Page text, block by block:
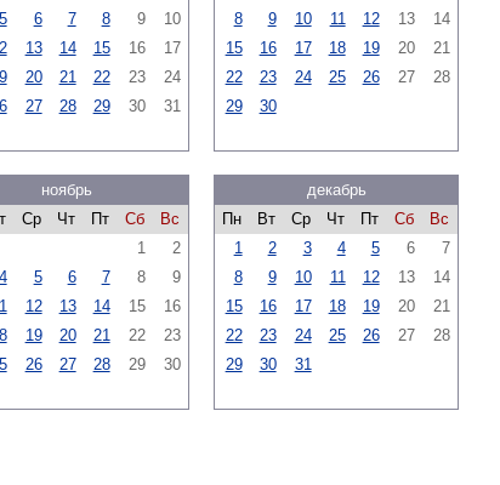
5 6 7 8 9
10
13 14 15 16
17
20 21 22 23
24
27 28 29 30 31
8
9 10 11 12 13
14
15
16 17 18 19 20
21
22
23 24 25 26 27
28
29
30
ноябрь
Ср Чт Пт Сб
Вс
1
2
4 5 6 7 8
9
12 13 14 15
16
19 20 21 22
23
26 27 28 29 30
декабрь
Пн
Вт Ср Чт Пт Сб
Вс
1
2 3 4 5 6
7
8
9 10 11 12 13
14
15
16 17 18 19 20
21
22
23 24 25 26 27
28
29
30 31